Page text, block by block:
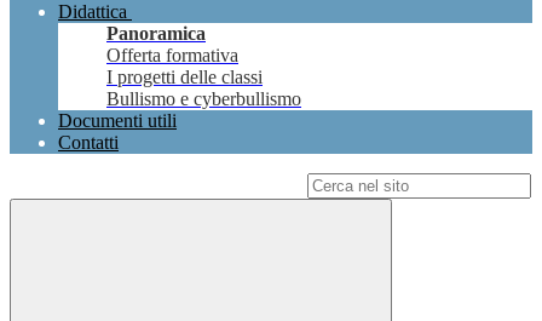
Didattica
Panoramica
Offerta formativa
I progetti delle classi
Bullismo e cyberbullismo
Documenti utili
Contatti